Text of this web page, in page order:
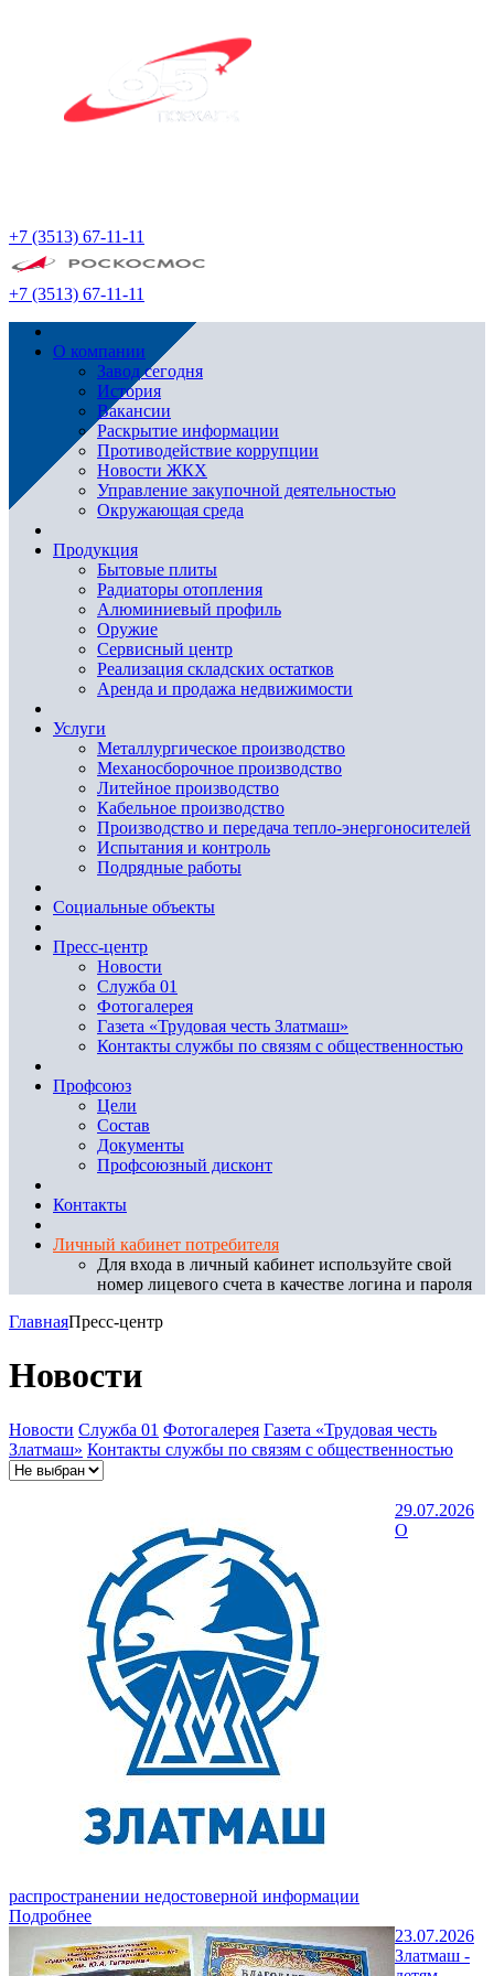
+7 (3513) 67-11-11
+7 (3513) 67-11-11
О компании
Завод сегодня
История
Вакансии
Раскрытие информации
Противодействие коррупции
Новости ЖКХ
Управление закупочной деятельностью
Окружающая среда
Продукция
Бытовые плиты
Радиаторы отопления
Алюминиевый профиль
Оружие
Сервисный центр
Реализация складских остатков
Аренда и продажа недвижимости
Услуги
Металлургическое производство
Механосборочное производство
Литейное производство
Кабельное производство
Производство и передача тепло-энергоносителей
Испытания и контроль
Подрядные работы
Социальные объекты
Пресс-центр
Новости
Служба 01
Фотогалерея
Газета «Трудовая честь Златмаш»
Контакты службы по связям с общественностью
Профсоюз
Цели
Состав
Документы
Профсоюзный дисконт
Контакты
Личный кабинет потребителя
Для входа в личный кабинет используйте свой
номер лицевого счета в качестве логина и пароля
ГлавнаяПресс-центр
Новости
Новости Служба 01 Фотогалерея Газета «Трудовая честь
Златмаш» Контакты службы по связям с общественностью
29.07.2026
О
распространении недостоверной информации
Подробнее
23.07.2026
Златмаш -